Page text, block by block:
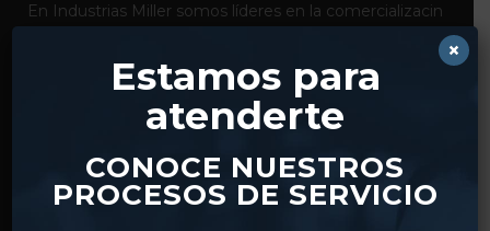
En Industrias Miller somos líderes en la comercializacin
como bridas, válvulas, tubería y conexiones de acero al
carbón, acero inoxidable y pvc. Con distribución desde
nuestros centros en Monterrey y Guadalajara,
realizamos envíos a clientes en todo México.
Estamos para
atenderte
CONOCE NUESTROS
PROCESOS DE SERVICIO
×